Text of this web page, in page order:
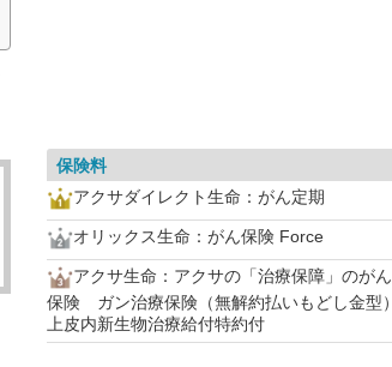
保険料
アクサダイレクト生命：がん定期
オリックス生命：がん保険 Force
アクサ生命：アクサの「治療保障」のがん
保険 ガン治療保険（無解約払いもどし金型）
上皮内新生物治療給付特約付